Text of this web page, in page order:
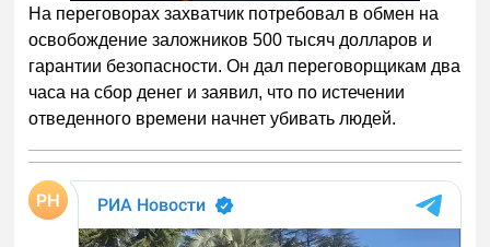
5
На переговорах захватчик потребовал в обмен на
освобождение заложников 500 тысяч долларов и
гарантии безопасности. Он дал переговорщикам два
часа на сбор денег и заявил, что по истечении
отведенного времени начнет убивать людей.